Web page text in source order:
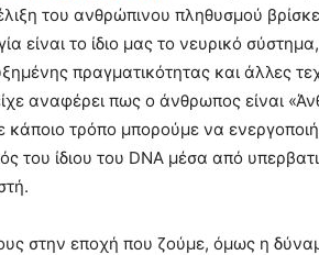
του ανθρώπινου πληθυσμού
είναι το ίδιο μας το νευρικό
πραγματικότητας και άλλες
αναφέρει πως ο άνθρωπος είναι
κάποιο τρόπο μπορούμε να
του ίδιου του DNA μέσα από
στην εποχή που ζούμε, όμως η